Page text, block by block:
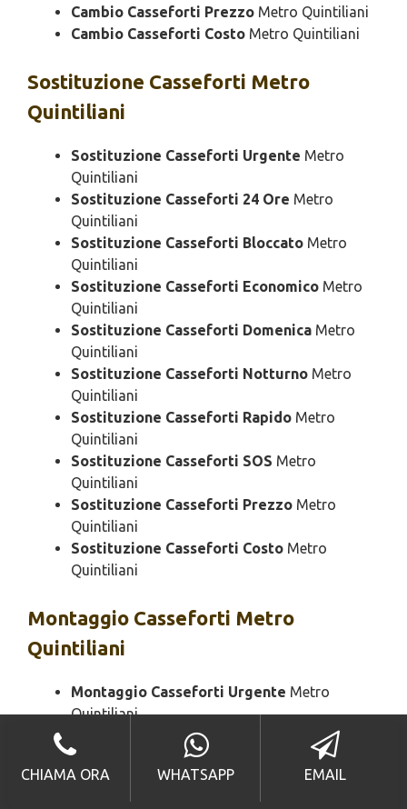
Cambio Casseforti Prezzo Metro Quintiliani
Cambio Casseforti Costo Metro Quintiliani
Sostituzione Casseforti Metro
Quintiliani
Sostituzione Casseforti Urgente Metro
Quintiliani
Sostituzione Casseforti 24 Ore Metro
Quintiliani
Sostituzione Casseforti Bloccato Metro
Quintiliani
Sostituzione Casseforti Economico Metro
Quintiliani
Sostituzione Casseforti Domenica Metro
Quintiliani
Sostituzione Casseforti Notturno Metro
Quintiliani
Sostituzione Casseforti Rapido Metro
Quintiliani
Sostituzione Casseforti SOS Metro
Quintiliani
Sostituzione Casseforti Prezzo Metro
Quintiliani
Sostituzione Casseforti Costo Metro
Quintiliani
Montaggio Casseforti Metro
Quintiliani
Montaggio Casseforti Urgente Metro
Quintiliani
Montaggio Casseforti 24 Ore
Quintiliani
Montaggio Casseforti Bloccato
Metro
Quintiliani
CHIAMA ORA WHATSAPP EMAIL